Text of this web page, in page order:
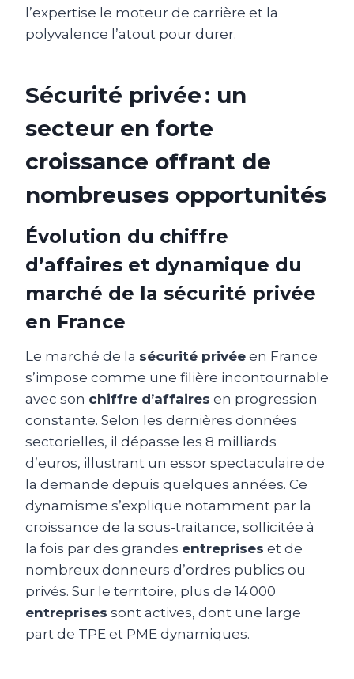
l’expertise le moteur de carrière et la
polyvalence l’atout pour durer.
Sécurité privée : un
secteur en forte
croissance offrant de
nombreuses opportunités
Évolution du chiffre
d’affaires et dynamique du
marché de la sécurité privée
en France
Le marché de la sécurité privée en France
s’impose comme une filière incontournable
avec son chiffre d’affaires en progression
constante. Selon les dernières données
sectorielles, il dépasse les 8 milliards
d’euros, illustrant un essor spectaculaire de
la demande depuis quelques années. Ce
dynamisme s’explique notamment par la
croissance de la sous-traitance, sollicitée à
la fois par des grandes entreprises et de
nombreux donneurs d’ordres publics ou
privés. Sur le territoire, plus de 14 000
entreprises sont actives, dont une large
part de TPE et PME dynamiques.